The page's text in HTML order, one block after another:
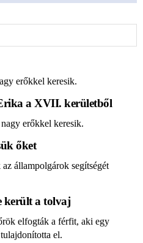
erőkkel keresik.
a XVII. kerületből
erőkkel keresik.
őket
állampolgárok segítségét
került a tolvaj
elfogták a férfit, aki egy
el.